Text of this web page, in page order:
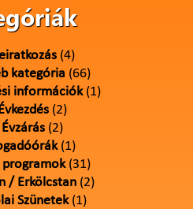
(4)
kategória (66)
információk(1)
(2)
Évzárás (2)
(1)
programok(31)
/ Erkölcstan(2)
Szünetek(1)